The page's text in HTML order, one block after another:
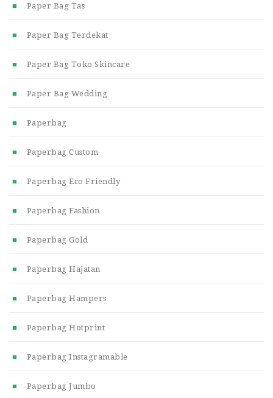
Paper Bag Tas
Paper Bag Terdekat
Paper Bag Toko Skincare
Paper Bag Wedding
Paperbag
Paperbag Custom
Paperbag Eco Friendly
Paperbag Fashion
Paperbag Gold
Paperbag Hajatan
Paperbag Hampers
Paperbag Hotprint
Paperbag Instagramable
Paperbag Jumbo